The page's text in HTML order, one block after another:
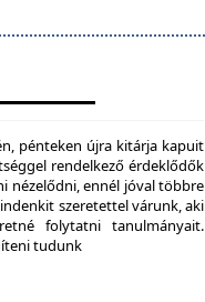
pénteken újra kitárja kapuit
rendelkező érdeklődők
nézelődni, ennél jóval többre
szeretettel várunk, aki
folytatni tanulmányait.
tudunk